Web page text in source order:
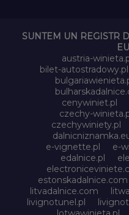
SUNTEM UN REGISTR
austria-
bilet-autostradowy.pl
cenywiniet.pl
czechy-
czechywiniety.pl
e-vignette.pl
e-
edalnice.pl
estonskadalnice.com
litvadalnice.com
livignotunel.pl